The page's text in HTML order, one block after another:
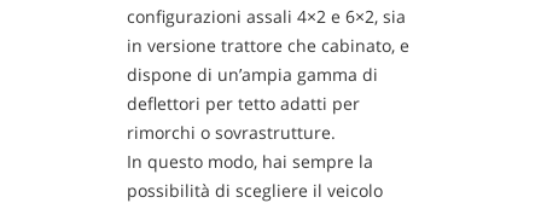
configurazioni assali 4×2 e 6×2, sia
in versione trattore che cabinato, e
dispone di un’ampia gamma di
deflettori per tetto adatti per
rimorchi o sovrastrutture.
In questo modo, hai sempre la
possibilità di scegliere il veicolo